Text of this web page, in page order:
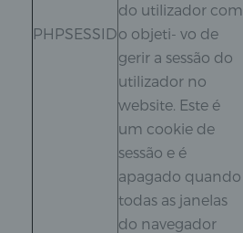
PHPSESSID
do utilizador com
o objeti- vo de
gerir a sessão do
utilizador no
website. Este é
um cookie de
sessão e é
apagado quando
todas as janelas
do navegador